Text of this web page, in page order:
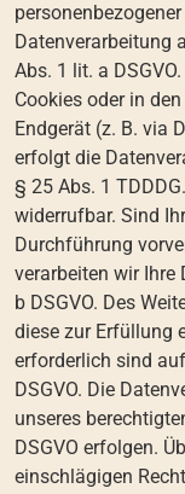
Datenverarbeitung
Abs. 1 lit. a
Cookies oder in
Endgerät (z. B. via
erfolgt die
§ 25 Abs. 1
widerrufbar. Sind
Durchführung
verarbeiten wir Ihre
b DSGVO. Des
diese zur Erfüllung
erforderlich sind
DSGVO. Die
unseres
DSGVO erfolgen.
einschlägigen